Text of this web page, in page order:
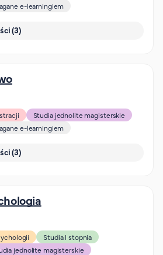
e-learningiem
(3)
Studia jednolite magisterskie
e-learningiem
(3)
Studia I stopnia
jednolite magisterskie